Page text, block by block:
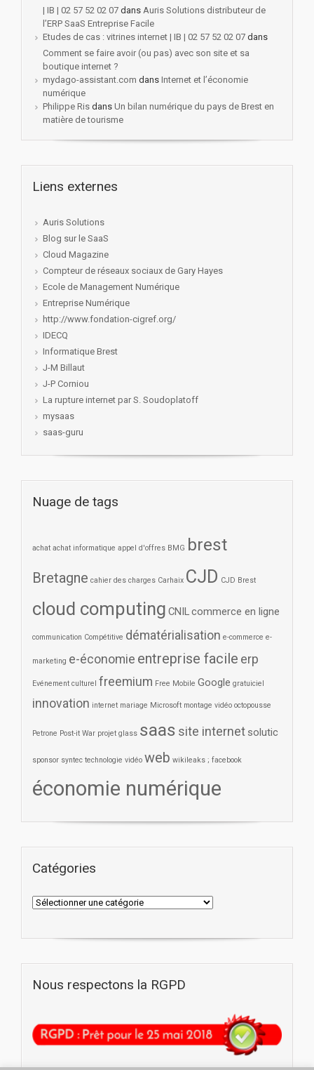
| IB | 02 57 52 02 07 dans Auris Solutions distributeur de
l’ERP SaaS Entreprise Facile
Etudes de cas : vitrines internet | IB | 02 57 52 02 07 dans
Comment se faire avoir (ou pas) avec son site et sa
boutique internet ?
mydago-assistant.com dans Internet et l’économie
numérique
Philippe Ris dans Un bilan numérique du pays de Brest en
matière de tourisme
Liens externes
Auris Solutions
Blog sur le SaaS
Cloud Magazine
Compteur de réseaux sociaux de Gary Hayes
Ecole de Management Numérique
Entreprise Numérique
http://www.fondation-cigref.org/
IDECQ
Informatique Brest
J-M Billaut
J-P Corniou
La rupture internet par S. Soudoplatoff
mysaas
saas-guru
Nuage de tags
achat achat informatique appel d'offres BMG brest
Bretagne cahier des charges Carhaix CJD CJD Brest
cloud computing CNILcommerce en ligne
communication Compétitive dématérialisation e-commerce e-
marketing e-économie entreprise facile erp
Evénement culturel freemium Free Mobile Google gratuiciel
innovation internet mariage Microsoft montage vidéo octopousse
Petrone Post-it War projet glass saas site internet solutic
sponsor syntec technologie vidéo web wikileaks ; facebook
économie numérique
Catégories
Nous respectons la RGPD